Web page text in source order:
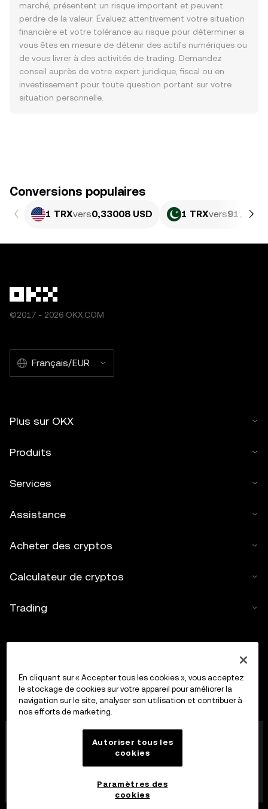
marché, présentent un risque important et peuvent
perdre de la valeur. Évaluez attentivement votre situation
financière et votre tolérance au risque pour déterminer si
vous êtes en mesure de détenir des actifs numériques ou
de vous livrer à des activités de trading. Demandez
conseil auprès de votre expert juridique, fiscal ou en
investissement pour toute question portant sur votre
situation personnelle.
Conversions populaires
1 TRXvers0,33008 USD 1 TRXvers91,71
©2017 - 2026 OKX.COM
Français/EUR
Plus sur OKX
Produits
Services
Assistance
Acheter des cryptos
Calculateur de cryptos
Trading
OkX Europe Limited, opérant sous le nom commercial
OKX, est désormais une plateforme de trading de
cryptoactifs autorisée en tant que Fournisseur de
services de cryptoactifs par la MFSA conformément à
l’article 28 de la loi sur les marchés de cryptoactifs
(chapitre 647 des lois de Malte).
En cliquant sur « Accepter tous les cookies », vous acceptez
le stockage de cookies sur votre appareil pour améliorer la
navigation sur le site, analyser son utilisation et contribuer à
nos efforts de marketing.
Autoriser tous les
cookies
Paramètres des
cookies